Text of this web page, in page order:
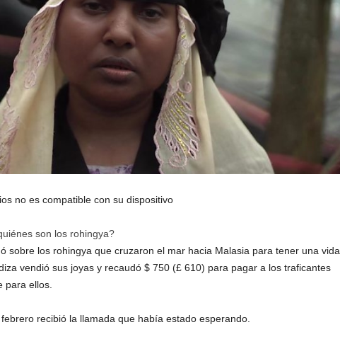
no es compatible con su dispositivo
son los rohingya?
sobre los rohingya que cruzaron el mar hacia Malasia para tener una vida
vendió sus joyas y recaudó $ 750 (£ 610) para pagar a los traficantes
para ellos.
recibió la llamada que había estado esperando.